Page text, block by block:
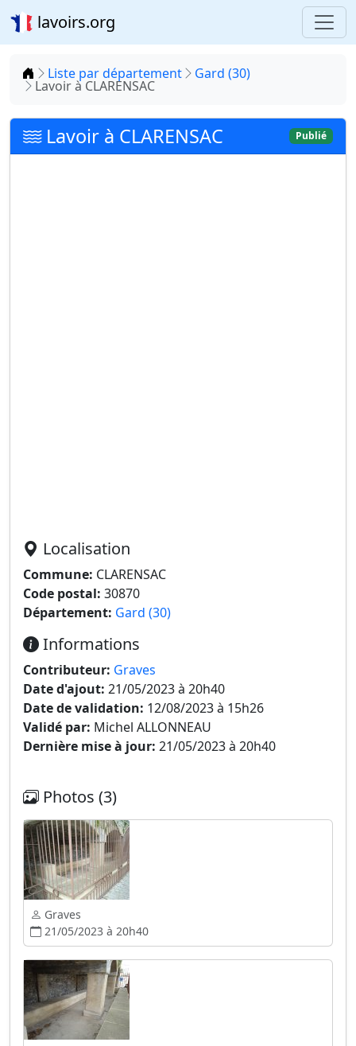
lavoirs.org
Accueil
Liste par département Gard (30)
Lavoir à CLARENSAC
Lavoir à CLARENSAC Publié
Localisation
Commune: CLARENSAC
Code postal: 30870
Département: Gard (30)
Informations
Contributeur: Graves
Date d'ajout: 21/05/2023 à 20h40
Date de validation: 12/08/2023 à 15h26
Validé par: Michel ALLONNEAU
Dernière mise à jour: 21/05/2023 à 20h40
Photos (3)
Graves
21/05/2023 à 20h40